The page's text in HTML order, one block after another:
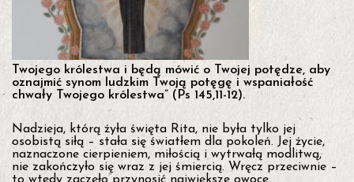
a
r
t
–
n
a
d
Twojego królestwa i będą mówić o Twojej potędze, aby
oznajmić synom ludzkim Twoją potęgę i wspaniałość
chwały Twojego królestwa” (Ps 145,11-12).
Nadzieja, którą żyła święta Rita, nie była tylko jej
osobistą siłą – stała się światłem dla pokoleń. Jej życie,
naznaczone cierpieniem, miłością i wytrwałą modlitwą,
nie zakończyło się wraz z jej śmiercią. Wręcz przeciwnie –